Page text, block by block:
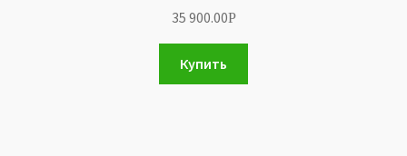
35 900.00Р
Купить